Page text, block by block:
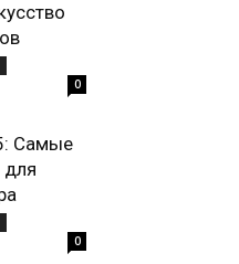
0
Самые
для
0